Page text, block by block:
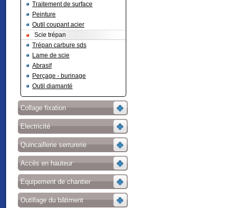
Traitement de surface
Peinture
Outil coupant acier
Scie trépan
Trépan carbure sds
Lame de scie
Abrasif
Perçage - burinage
Outil diamanté
Collage fixation
Electricité
Quincaillerie serrurerie
Accès en hauteur
Equipement de chantier
Outillage du bâtiment